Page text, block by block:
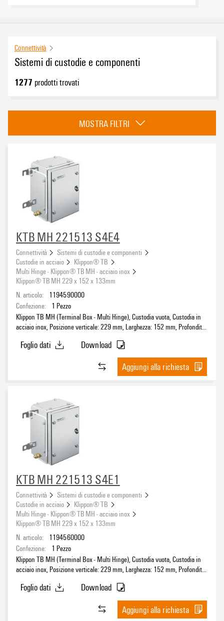
Connettività
Sistemi di custodie e componenti
1277 prodotti trovati
Categoria
(832)
Custodie in plastica
Custodia FieldPower® da IP54 a IP65
Approvazioni
Sistema eCAD
Tipo di prodotto
Materiale di base
Larghezza
Profondità
Superficie
Grado di protezione
in stato chiuso
MOSTRA FILTRI
KTB MH 221513 S4E4
Connettività
Sistemi di custodie e componenti
Custodie in acciaio
Klippon® TB
Multi Hinge - Klippon® TB MH - acciaio inox
Klippon® TB MH 229 x 152 x 133mm
N. articolo:
1194590000
Confezione:
1 Pezzo
Klippon TB MH (Terminal Box - Multi Hinge), Custodia vuota, Custodia in
acciaio inox, Posizione verticale: 229 mm, Larghezza: 152 mm, Profondità:
acciaio inossidabile 1.4404 (316L), lucidatura elettrochimica, argento
Foglio dati
Download
Aggiungi alla richiesta
KTB MH 221513 S4E1
Connettività
Sistemi di custodie e componenti
Custodie in acciaio
Klippon® TB
Multi Hinge - Klippon® TB MH - acciaio inox
Klippon® TB MH 229 x 152 x 133mm
N. articolo:
1194560000
Confezione:
1 Pezzo
Klippon TB MH (Terminal Box - Multi Hinge), Custodia vuota, Custodia in
acciaio inox, Posizione verticale: 229 mm, Larghezza: 152 mm, Profondità:
1.4404 (316L), lucidatura elettrochimica, argento
Foglio dati
Download
Aggiungi alla richiesta